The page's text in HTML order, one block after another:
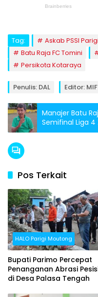
Tag:
Askab PSSI
Batu Raja FC Tomini
Persikota Kotaraya
Penulis: DAL Editor:
Manajer Batu
Semifinal Liga 4
Regulasi
Pos Terkait
HALO Parigi Moutong
Bupati Parimo Percepat
Penanganan Abrasi
di Desa Palasa Tengah